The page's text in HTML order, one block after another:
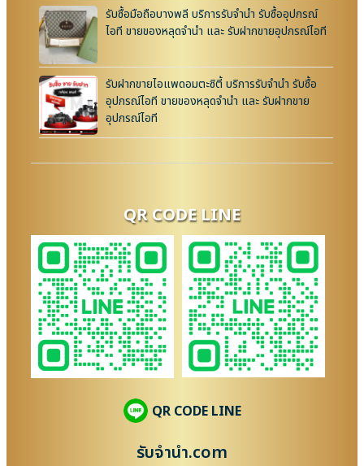
รับซื้อมือถือบางพลี บริการรับจำนำ รับซื้ออุปกรณ์
ไอที ขายของหลุดจำนำ และ รับฝากขายอุปกรณ์ไอที
รับฝากขายไอแพดอมตะซิตี้ บริการรับจำนำ รับซื้อ
อุปกรณ์ไอที ขายของหลุดจำนำ และ รับฝากขาย
อุปกรณ์ไอที
QR CODE LINE
QR CODE LINE
รับจํานํา.com